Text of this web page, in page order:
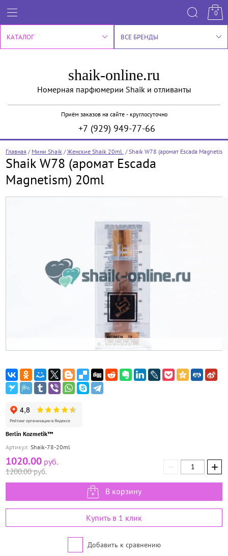
0
КАТАЛОГ ВСЕ БРЕНДЫ
shaik-online.ru
Номерная парфюмерии Shaik и отливанты
Приём заказов на сайте - круглосуточно
+7 (929) 949-77-66
Главная / Мини Shaik /Женские Shaik 20ml. /Shaik W78 (аромат Escada
Shaik W78 (аромат Escada
Magnetism) 20ml
Berlin Kozmetik™
Артикул: Shaik-78-20ml
1020.00 руб.
1200.00руб. +
В корзину
Купить в 1 клик
Добавить к сравнению